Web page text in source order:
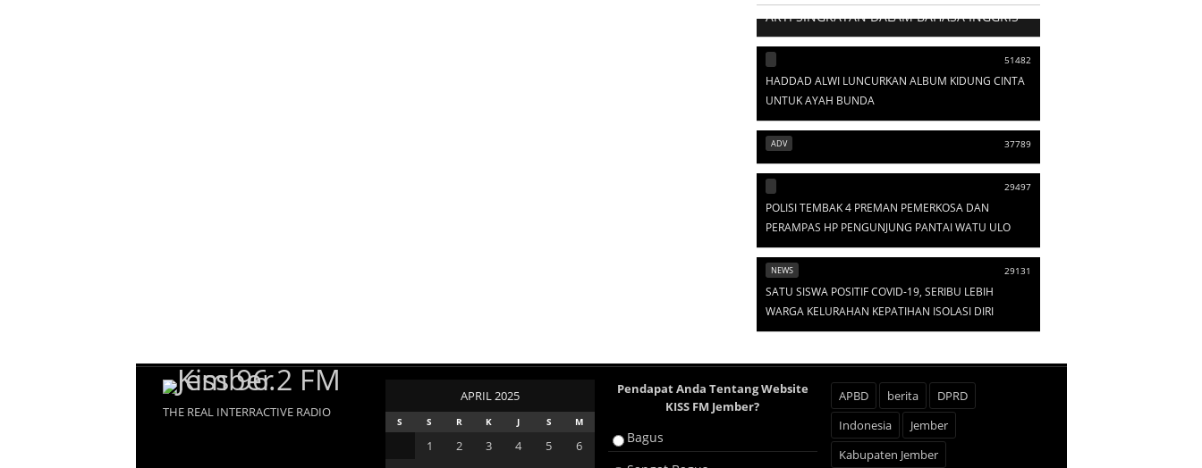
ARTI SINGKATAN DALAM BAHASA INGGRIS
51482
HADDAD ALWI LUNCURKAN ALBUM KIDUNG CINTA
UNTUK AYAH BUNDA
ADV 37789
29497
POLISI TEMBAK 4 PREMAN PEMERKOSA DAN
PERAMPAS HP PENGUNJUNG PANTAI WATU ULO
NEWS 29131
SATU SISWA POSITIF COVID-19, SERIBU LEBIH
WARGA KELURAHAN KEPATIHAN ISOLASI DIRI
THE REAL INTERRACTIVE RADIO
APRIL 2025
S S R K J S M
1 2 3 4 5
6
Pendapat Anda Tentang Website
KISS FM Jember?
Bagus
APBD berita
DPRD
Indonesia
Jember
Kabupaten Jember